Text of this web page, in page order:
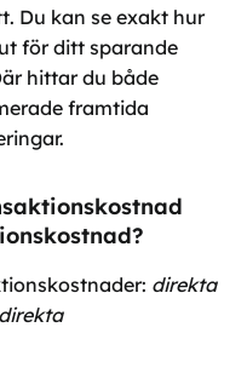
Du kan se exakt hur
för ditt sparande
hittar du både
framtida
direkta